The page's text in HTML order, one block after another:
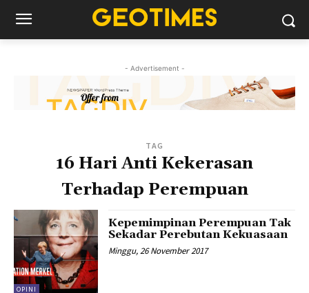
- Advertisement -
TAG
16 Hari Anti Kekerasan
Terhadap Perempuan
OPINI
Kepemimpinan Perempuan Tak
Sekadar Perebutan Kekuasaan
Minggu, 26 November 2017